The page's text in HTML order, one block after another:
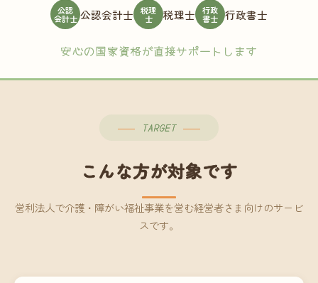
公認
会計士 公認会計士 税理
士 税理士 行政
書士 行政書士
安心の国家資格が直接サポートします
TARGET
こんな方が対象です
営利法人で介護・障がい福祉事業を営む経営者さま向けのサービ
スです。